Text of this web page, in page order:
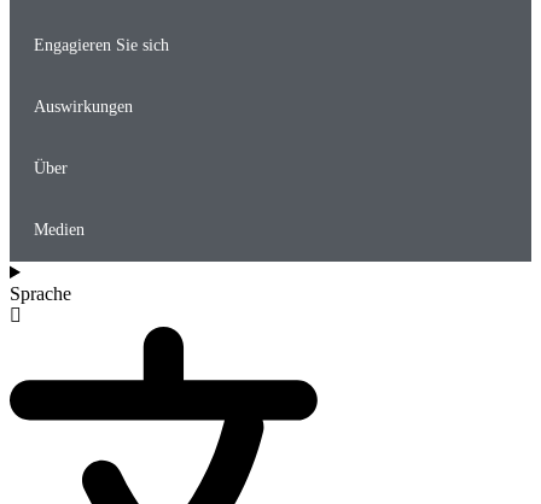
Engagieren Sie sich
Auswirkungen
Über
Medien
Sprache